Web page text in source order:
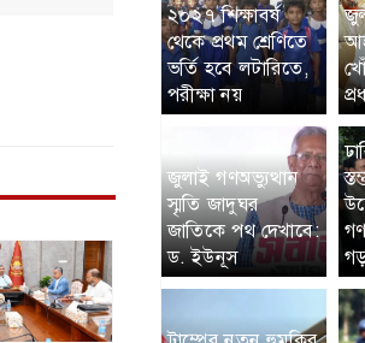
২০২৭ শিক্ষাবর্ষ
থেকে প্রথম শ্রেণিতে
ভর্তি হবে লটারিতে,
পরীক্ষা নয়
জুলাই গণঅভ্যুত্থান
স্মৃতি জাদুঘর
জাতিকে পথ দেখাবে:
ড. ইউনূস